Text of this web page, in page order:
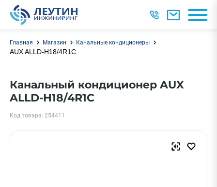
Главная Магазин Канальные кондиционеры
AUX ALLD-H18/4R1C
Канальный кондиционер AUX
ALLD-H18/4R1C
Код товара: 254411